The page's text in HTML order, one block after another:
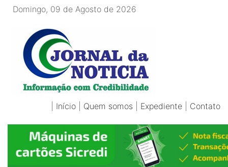
Domingo, 09 de Agosto de 2026
Início Quem somos Expediente Contato